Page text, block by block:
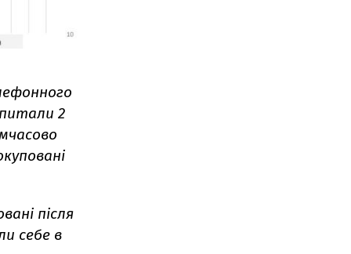
2
після
себе в